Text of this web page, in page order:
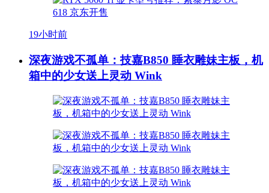
19小时前
深夜游戏不孤单：技嘉B850 睡衣雕妹主板，机
箱中的少女送上灵动 Wink